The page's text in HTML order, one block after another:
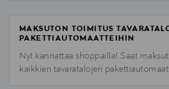
MAKSUTON TOIMITUS
PAKETTIAUTOMAATTEIHIN
Nyt kannattaa shoppailla! Saat
kaikkien tavaratalojen